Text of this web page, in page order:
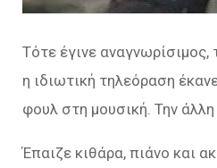
Τότε έγινε
η ιδιωτική τηλεόραση
φουλ στη μουσική. Την
Έπαιζε κιθάρα, πιάνο και